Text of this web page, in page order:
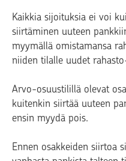
Kaikkia sijoituksia ei voi
siirtäminen uuteen
myymällä omistamansa
niiden tilalle uudet
Arvo-osuustilillä olevat
kuitenkin siirtää uuteen
ensin myydä pois.
Ennen osakkeiden siirtoa